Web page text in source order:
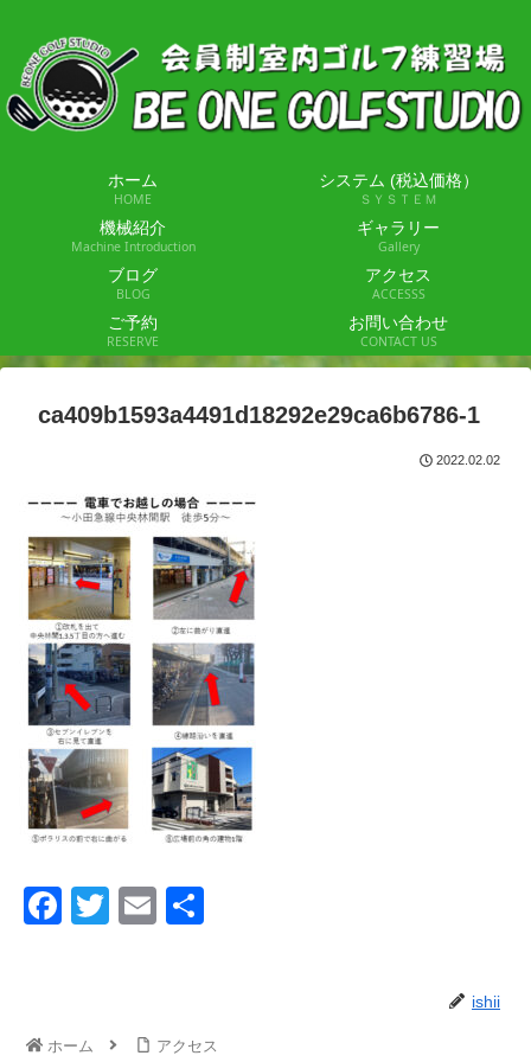
ホーム
HOME
システム (税込価格）
ＳＹＳＴＥＭ
機械紹介
Machine Introduction
ギャラリー
Gallery
ブログ
BLOG
アクセス
ACCESSS
ご予約
RESERVE
お問い合わせ
CONTACT US
ca409b1593a4491d18292e29ca6b6786-1
2022.02.02
F
T
E
ishii
ホーム アクセス